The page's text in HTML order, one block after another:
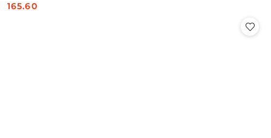
Cena:
165.60